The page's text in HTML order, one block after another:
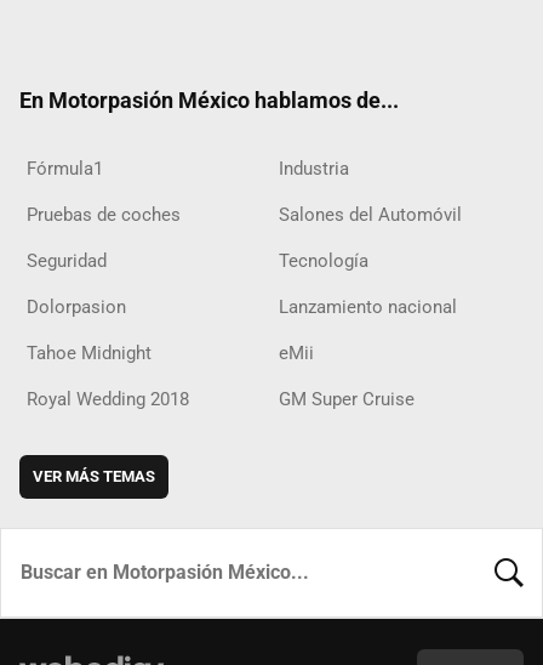
En Motorpasión México hablamos de...
Fórmula1 Industria
Pruebas de coches Salones del Automóvil
Seguridad Tecnología
Dolorpasion Lanzamiento nacional
Tahoe Midnight eMii
Royal Wedding 2018 GM Super Cruise
VER MÁS TEMAS